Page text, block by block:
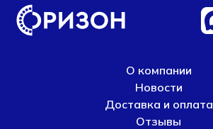
О компании
Новости
Доставка и оплата
Отзывы